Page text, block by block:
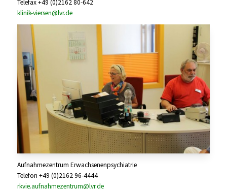
Telefax +49 (0)2162 80-642
klinik-viersen@lvr.de
Aufnahmezentrum Erwachsenenpsychiatrie
Telefon +49 (0)2162 96-4444
rkvie.aufnahmezentrum@lvr.de